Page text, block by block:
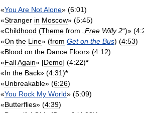
«You Are NotAlone» (6:01)
«Stranger in Moscow» (5:45)
«Childhood (Theme from Free Willy 2“)» (
«On the Line» (from Get on the Bus) (4:53)
«Blood on the Dance Floor» (4:12)
«FallAgain» [Demo] (4:22)*
«In the Back» (4:31)*
«Unbreakable» (6:26)
«You Rock My World» (5:09)
«Butterflies» (4:39)